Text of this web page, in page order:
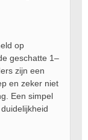
op
geschatte 1–
zijn een
en zeker niet
Een simpel